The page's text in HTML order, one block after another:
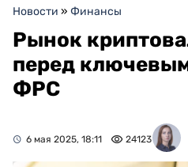
Новости » Финансы
Рынок
перед
ФРС
6 мая 2025, 18:11 24123